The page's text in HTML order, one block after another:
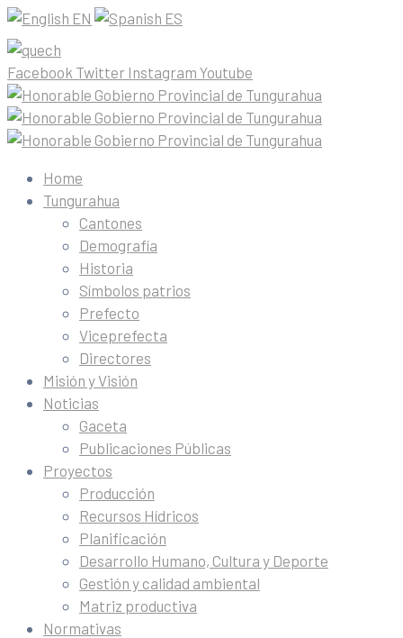
EN ES
Facebook Twitter Instagram Youtube
Home
Tungurahua
Cantones
Demografía
Historia
Símbolos patrios
Prefecto
Viceprefecta
Directores
Misión y Visión
Noticias
Gaceta
Publicaciones Públicas
Proyectos
Producción
Recursos Hídricos
Planificación
Desarrollo Humano, Cultura y Deporte
Gestión y calidad ambiental
Matriz productiva
Normativas